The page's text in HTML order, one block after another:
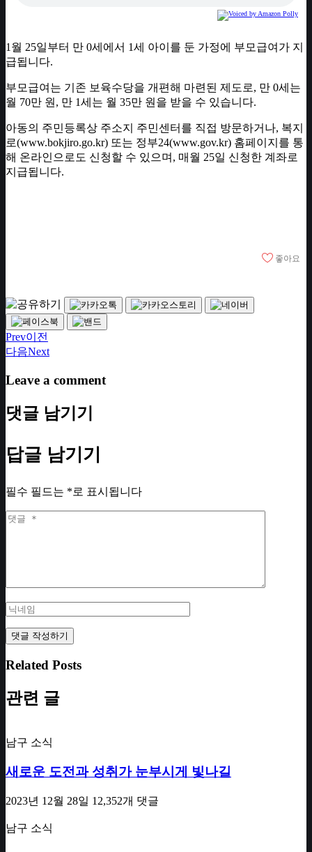
1월 25일부터 만 0세에서 1세 아이를 둔 가정에 부모급여가 지
급됩니다.
부모급여는 기존 보육수당을 개편해 마련된 제도로, 만 0세는
월 70만 원, 만 1세는 월 35만 원을 받을 수 있습니다.
아동의 주민등록상 주소지 주민센터를 직접 방문하거나, 복지
로(www.bokjiro.go.kr) 또는 정부24(www.gov.kr) 홈페이지를 통
해 온라인으로도 신청할 수 있으며, 매월 25일 신청한 계좌로
지급됩니다.
좋아요
Prev이전
다음Next
Leave a comment
댓글 남기기
답글 남기기
필수 필드는 *로 표시됩니다
Related Posts
관련 글
남구 소식
새로운 도전과 성취가 눈부시게 빛나길
2023년 12월 28일 12,352개 댓글
남구 소식